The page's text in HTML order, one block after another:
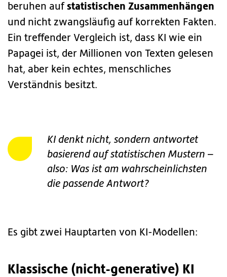
beruhen aufstatistischen Zusammenhängen
und nicht zwangsläufig auf korrekten Fakten.
Ein treffender Vergleich ist, dass KI wie ein
Papagei ist, der Millionen von Texten gelesen
hat, aber kein echtes, menschliches
Verständnis besitzt.
KI denkt nicht, sondern antwortet
basierend auf statistischen Mustern –
also: Was ist am wahrscheinlichsten
die passende Antwort?
Es gibt zwei Hauptarten von KI-Modellen:
Klassische (nicht-generative) KI